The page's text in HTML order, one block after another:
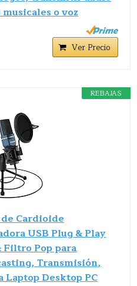
o voz
Ver Precio
REBAJAS
Cardioide
USB Plug & Play
Filtro Pop para
Transmisión,
Laptop Desktop PC